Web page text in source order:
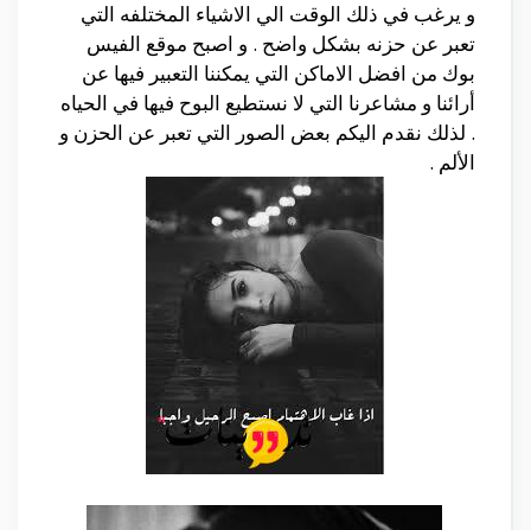
و يرغب في ذلك الوقت الي الاشياء المختلفه التي
تعبر عن حزنه بشكل واضح . و اصبح موقع الفيس
بوك من افضل الاماكن التي يمكننا التعبير فيها عن
أرائنا و مشاعرنا التي لا نستطيع البوح فيها في الحياه
. لذلك نقدم اليكم بعض الصور التي تعبر عن الحزن و
الألم .